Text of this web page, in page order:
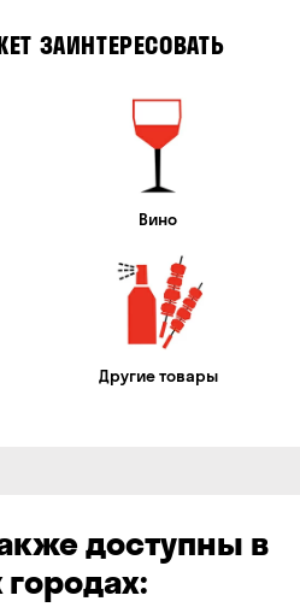
ЗАИНТЕРЕСОВАТЬ
Вино
Другие товары
доступны в
городах: